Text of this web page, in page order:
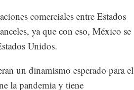
comerciales entre Estados
ya que con eso, México se
Unidos.
un dinamismo esperado para el
la pandemia y tiene